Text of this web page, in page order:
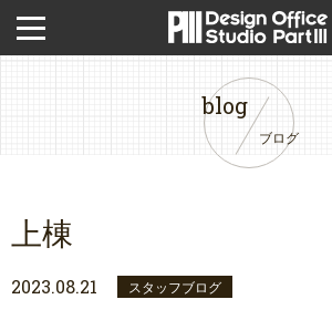
ブログ
blog
上棟
2023.08.21 スタッフブログ